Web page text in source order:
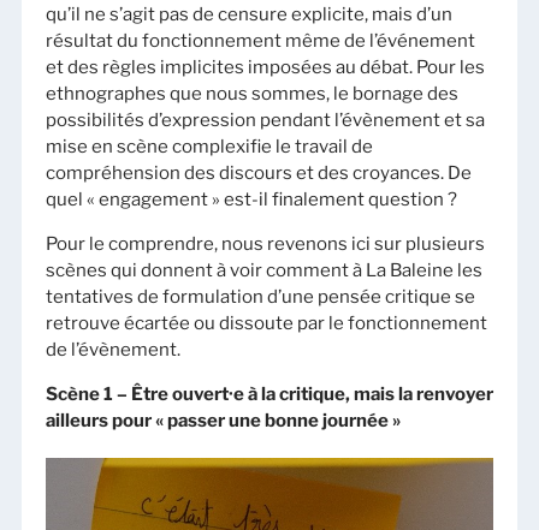
qu’il ne s’agit pas de censure explicite, mais d’un
résultat du fonctionnement même de l’événement
et des règles implicites imposées au débat. Pour les
ethnographes que nous sommes, le bornage des
possibilités d’expression pendant l’évènement et sa
mise en scène complexifie le travail de
compréhension des discours et des croyances. De
quel « engagement » est-il finalement question ?
Pour le comprendre, nous revenons ici sur plusieurs
scènes qui donnent à voir comment à La Baleine les
tentatives de formulation d’une pensée critique se
retrouve écartée ou dissoute par le fonctionnement
de l’évènement.
Scène 1 – Être ouvert·e à la critique, mais la renvoyer
ailleurs pour « passer une bonne journée »